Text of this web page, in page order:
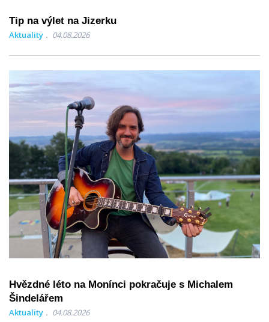
Tip na výlet na Jizerku
Aktuality 04.08.2026
Hvězdné léto na Monínci pokračuje s Michalem
Šindelářem
Aktuality 04.08.2026